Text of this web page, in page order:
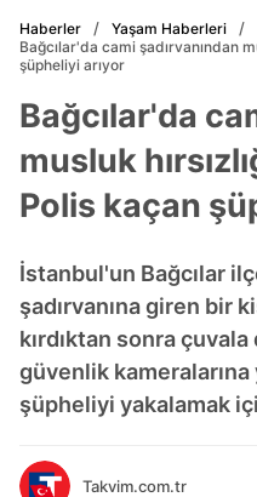
Haberler
Yaşam Haberleri
Bağcılar'da cami şadırvanından
şüpheliyi arıyor
Bağcılar'da
musluk
Polis kaçan
İstanbul'un Bağcılar
şadırvanına giren bir
kırdıktan sonra
güvenlik
şüpheliyi yakalamak
Takvim.com.tr